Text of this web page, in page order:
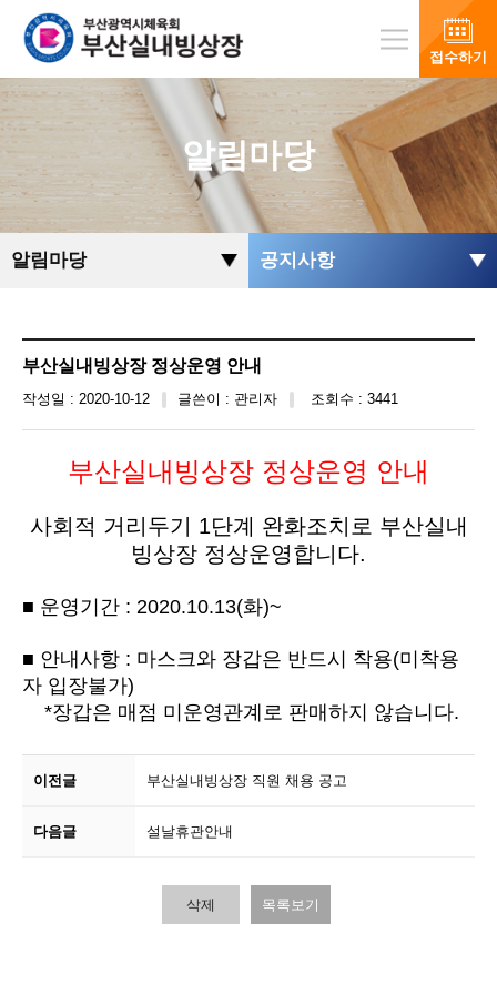
접수하기
알림마당
알림마당 공지사항
부산실내빙상장 정상운영 안내
작성일 : 2020-10-12 글쓴이 : 관리자 조회수 : 3441
부산실내빙상장 정상운영 안내
사회적 거리두기 1단계 완화조치로 부산실내
빙상장 정상운영합니다.
■ 운영기간 : 2020.10.13(화)~
■ 안내사항 : 마스크와 장갑은 반드시 착용(미착용
자 입장불가)
*장갑은 매점 미운영관계로 판매하지 않습니다.
이전글 부산실내빙상장 직원 채용 공고
다음글 설날휴관안내
삭제 목록보기